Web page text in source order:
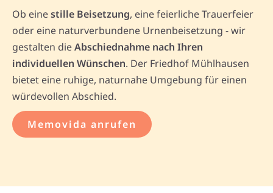
Ob einestille Beisetzung, eine feierliche Trauerfeier
oder eine naturverbundene Urnenbeisetzung - wir
gestalten dieAbschiednahme nach Ihren
individuellen Wünschen. Der Friedhof Mühlhausen
bietet eine ruhige, naturnahe Umgebung für einen
würdevollen Abschied.
Memovida anrufen